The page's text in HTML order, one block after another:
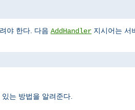
야 한다. 다음 AddHandler 지시어는 서
는 방법을 알려준다.